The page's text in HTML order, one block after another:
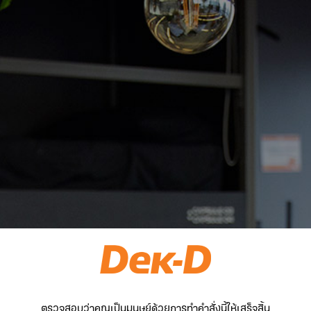
ตรวจสอบว่าคุณเป็นมนุษย์ด้วยการทำคำสั่งนี้ให้เสร็จสิ้น